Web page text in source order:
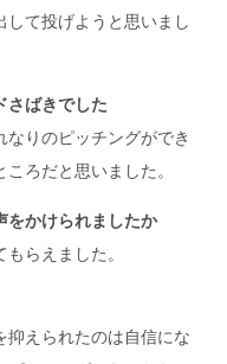
して投げようと思いまし
さばきでした
りのピッチングができ
ろだと思いました。
かけられましたか
らえました。
抑えられたのは自信にな